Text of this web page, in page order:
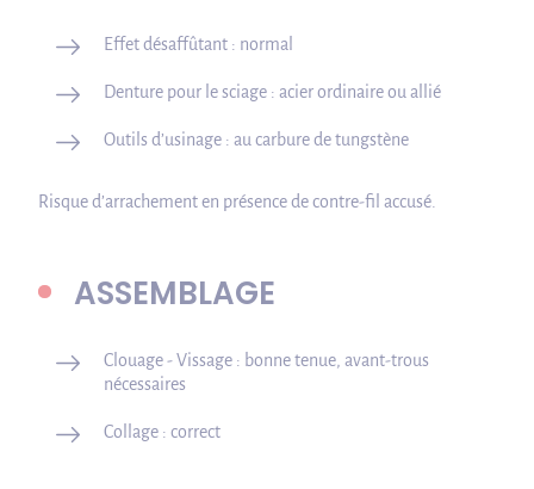
Effet désaffûtant : normal
Denture pour le sciage : acier ordinaire ou allié
Outils d’usinage : au carbure de tungstène
Risque d’arrachement en présence de contre-fil accusé.
ASSEMBLAGE
Clouage - Vissage : bonne tenue, avant-trous
nécessaires
Collage : correct